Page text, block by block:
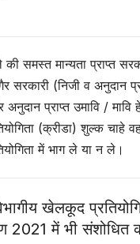
की समस्त मान्यता प्राप्त
सरकारी (निजी व अनुदान
अनुदान प्राप्त उमावि / मावि
(क्रीडा) शुल्क चाहे
में भाग ले या न ले।
खेलकूद
2021 में भी